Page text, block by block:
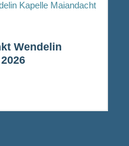
Wendelin